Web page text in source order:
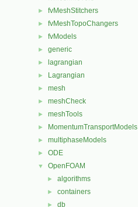
► fvMeshStitchers
► fvMeshTopoChangers
► fvModels
► generic
► lagrangian
► Lagrangian
► mesh
► meshCheck
► meshTools
► MomentumTransportModels
► multiphaseModels
► ODE
▼ OpenFOAM
► algorithms
► containers
► db